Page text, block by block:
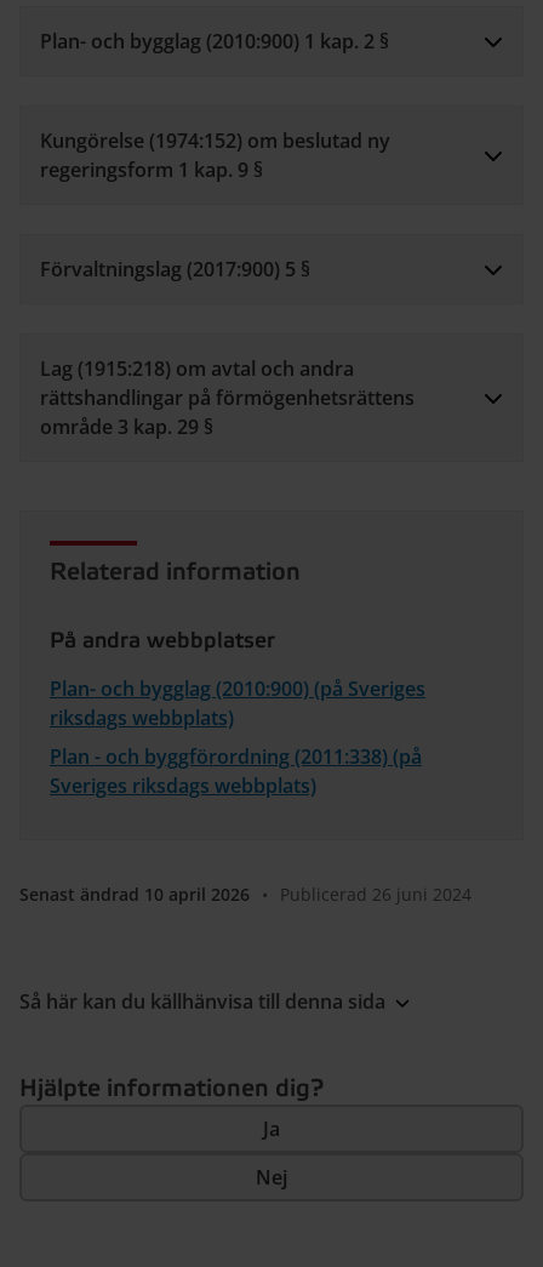
Plan- och bygglag (2010:900) 1 kap. 2 §
Kungörelse (1974:152) om beslutad ny
regeringsform 1 kap. 9 §
Förvaltningslag (2017:900) 5 §
Lag (1915:218) om avtal och andra
rättshandlingar på förmögenhetsrättens
område 3 kap. 29 §
Relaterad information
På andra webbplatser
Plan- och bygglag (2010:900) (på Sveriges
riksdags webbplats)
Plan - och byggförordning (2011:338) (på
Sveriges riksdags webbplats)
Senast ändrad 10 april 2026 • Publicerad 26 juni 2024
Så här kan du källhänvisa till denna sida
Hjälpte informationen dig?
Ja
Nej